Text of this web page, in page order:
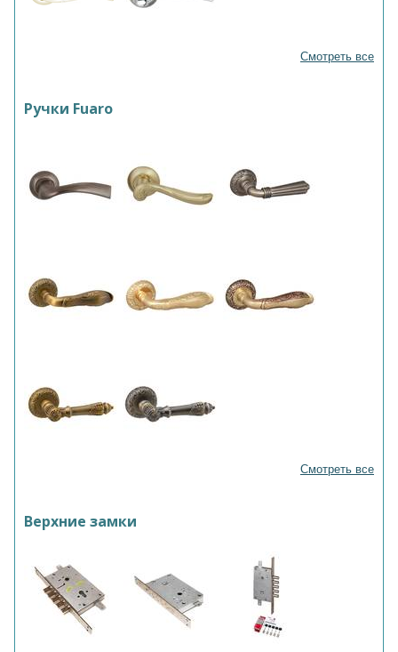
Смотреть все
Ручки Fuaro
Смотреть все
Верхние замки